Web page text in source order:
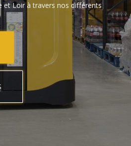
et Loir à travers nos différents